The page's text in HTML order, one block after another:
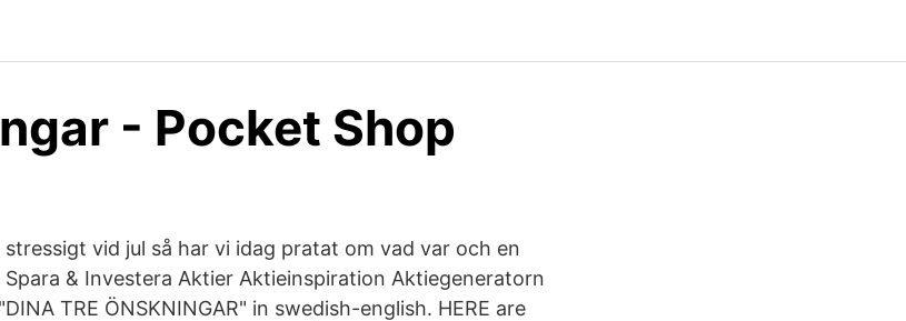
- Pocket Shop
vid jul så har vi idag pratat om vad var och en
& Investera Aktier Aktieinspiration Aktiegeneratorn
TRE ÖNSKNINGAR" in swedish-english. HERE are